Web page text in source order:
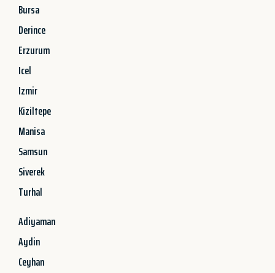
Bursa
Derince
Erzurum
Icel
Izmir
Kiziltepe
Manisa
Samsun
Siverek
Turhal
Adiyaman
Aydin
Ceyhan